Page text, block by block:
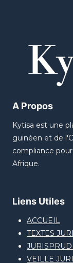
A Propos
Kytisa est une
guinéen et de
compliance
Afrique.
Liens Utiles
ACCUEIL
TEXTES
VEILLE